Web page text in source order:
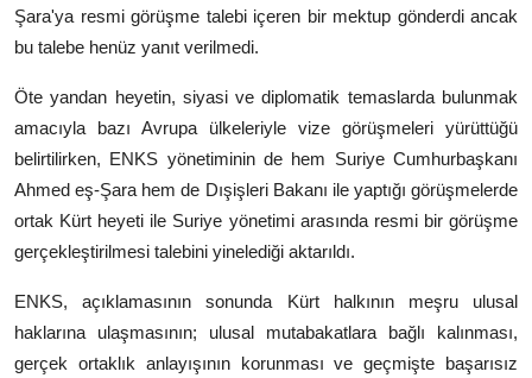
Şara'ya resmi görüşme talebi içeren bir mektup gönderdi ancak
bu talebe henüz yanıt verilmedi.
Öte yandan heyetin, siyasi ve diplomatik temaslarda bulunmak
amacıyla bazı Avrupa ülkeleriyle vize görüşmeleri yürüttüğü
belirtilirken, ENKS yönetiminin de hem Suriye Cumhurbaşkanı
Ahmed eş-Şara hem de Dışişleri Bakanı ile yaptığı görüşmelerde
ortak Kürt heyeti ile Suriye yönetimi arasında resmi bir görüşme
gerçekleştirilmesi talebini yinelediği aktarıldı.
ENKS, açıklamasının sonunda Kürt halkının meşru ulusal
haklarına ulaşmasının; ulusal mutabakatlara bağlı kalınması,
gerçek ortaklık anlayışının korunması ve geçmişte başarısız